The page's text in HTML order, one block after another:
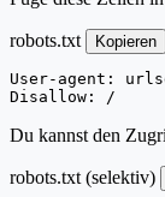
robots.txt Kopieren
User-agent:
Disallow: /
Du kannst den
robots.txt (selektiv)